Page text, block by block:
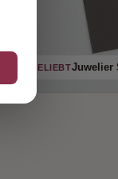
BELIEBT